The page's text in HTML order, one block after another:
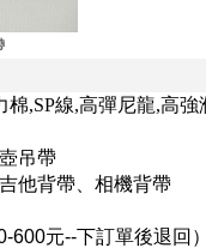
棉,SP線,高彈尼龍,高強
吊帶
他背帶、相機背帶
600元--下訂單後退回